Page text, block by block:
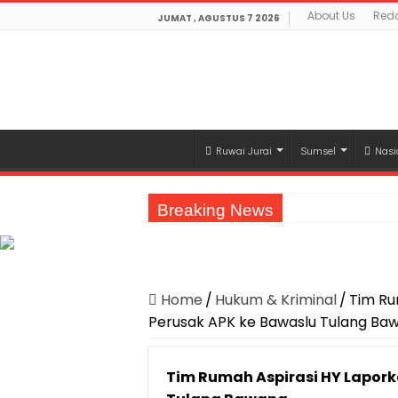
JUMAT , AGUSTUS 7 2026 About Us
Ruwai Jurai Sumsel
Breaking News
Jasa Raharja Serahkan Santunan
Pemprov Lampung Berhasil Kendalikan
Pemprov Lampung Perkuat
Dirut Jasa Raharja Dampingi
Pastikan Pelayanan Maksimal, Direksi
Home / Hukum & Kriminal/ Tim
Perusak APK ke Bawaslu Tulang
Tim Rumah Aspirasi HY